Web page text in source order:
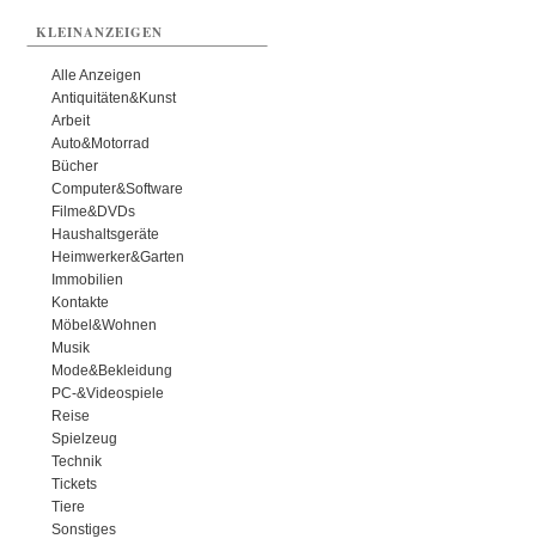
KLEINANZEIGEN
Alle Anzeigen
Antiquitäten&Kunst
Arbeit
Auto&Motorrad
Bücher
Computer&Software
Filme&DVDs
Haushaltsgeräte
Heimwerker&Garten
Immobilien
Kontakte
Möbel&Wohnen
Musik
Mode&Bekleidung
PC-&Videospiele
Reise
Spielzeug
Technik
Tickets
Tiere
Sonstiges